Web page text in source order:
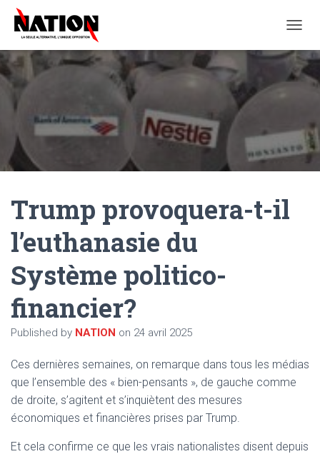
U
R
F
E
R
M
N
Trump provoquera-t-il
l’euthanasie du
Système politico-
financier?
Published by NATION on 24 avril 2025
Ces dernières semaines, on remarque dans tous les médias
que l’ensemble des « bien-pensants », de gauche comme
de droite, s’agitent et s’inquiètent des mesures
économiques et financières prises par Trump.
Et cela confirme ce que les vrais nationalistes disent depuis